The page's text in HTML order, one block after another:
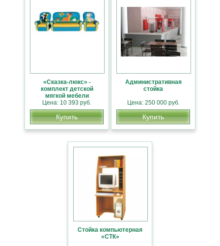
«Сказка-люкс» -
комплект детской
мягкой мебели
Цена: 10 393 руб.
Купить
Административная
стойка
Цена: 250 000 руб.
Купить
Стойка компьютерная
«СТК»